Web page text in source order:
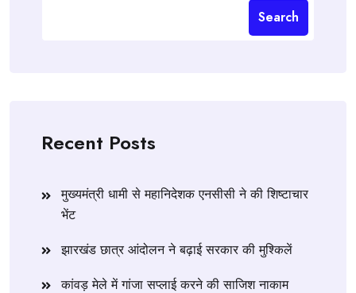
Search
Recent Posts
मुख्यमंत्री धामी से महानिदेशक एनसीसी ने की शिष्टाचार
भेंट
झारखंड छात्र आंदोलन ने बढ़ाई सरकार की मुश्किलें
कांवड़ मेले में गांजा सप्लाई करने की साजिश नाकाम